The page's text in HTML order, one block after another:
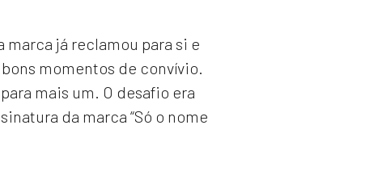
já reclamou para si e
momentos de convívio.
mais um. O desafio era
da marca “Só o nome